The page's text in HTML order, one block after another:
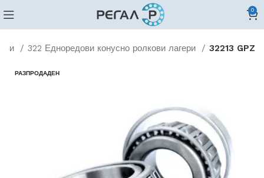
0
322 Едноредови конусно ролкови лагери 32213 GPZ
РАЗПРОДАДЕН